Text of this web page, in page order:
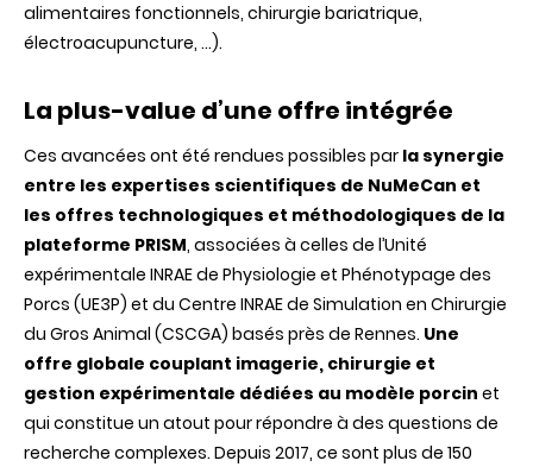
alimentaires fonctionnels, chirurgie bariatrique,
électroacupuncture, …).
La plus-value d’une offre intégrée
Ces avancées ont été rendues possibles par la synergie
entre les expertises scientifiques de NuMeCan et
les offres technologiques et méthodologiques de la
plateforme PRISM, associées à celles de l’Unité
expérimentale INRAE de Physiologie et Phénotypage des
Porcs (UE3P) et du Centre INRAE de Simulation en Chirurgie
du Gros Animal (CSCGA) basés près de Rennes. Une
offre globale couplant imagerie, chirurgie et
gestion expérimentale dédiées au modèle porcin et
qui constitue un atout pour répondre à des questions de
recherche complexes. Depuis 2017, ce sont plus de 150